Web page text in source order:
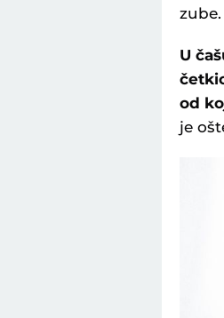
zube.
U
od
je